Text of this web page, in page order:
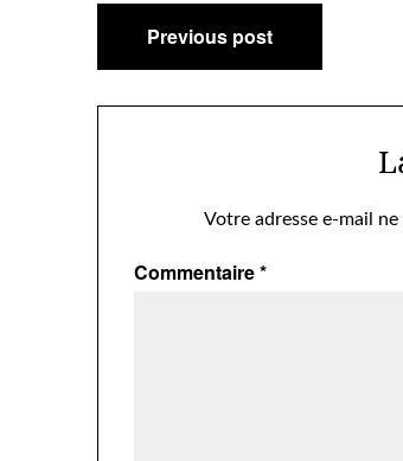
Navigation
de
l’article
Previous post
Votre adresse e-mail ne
Commentaire*